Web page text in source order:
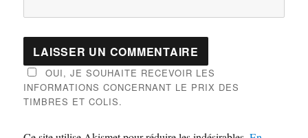
OUI, JE SOUHAITE RECEVOIR LES
INFORMATIONS CONCERNANT LE PRIX DES
TIMBRES ET COLIS.